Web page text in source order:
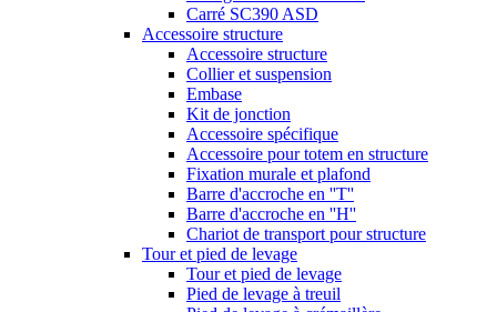
Carré SC390 ASD
Accessoire structure
Accessoire structure
Collier et suspension
Embase
Kit de jonction
Accessoire spécifique
Accessoire pour totem en structure
Fixation murale et plafond
Barre d'accroche en ''T''
Barre d'accroche en ''H''
Chariot de transport pour structure
Tour et pied de levage
Tour et pied de levage
Pied de levage à treuil